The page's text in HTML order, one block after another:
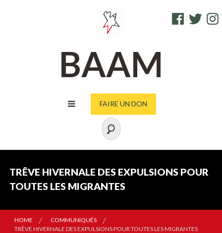
BAAM
FACEBOOK
FAIRE UN DON
TRÊVE HIVERNALE DES EXPULSIONS POUR
TOUTES LES MIGRANTES
HOME
COMMUNIQUÉS
TRÊVE HIVERNALE DES EXPULSIONS POUR TOUTES LES MIGRANTES